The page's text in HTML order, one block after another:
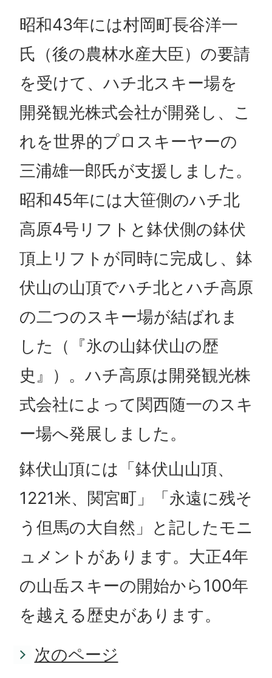
昭和43年には村岡町長谷洋一
氏（後の農林水産大臣）の要請
を受けて、ハチ北スキー場を
開発観光株式会社が開発し、こ
れを世界的プロスキーヤーの
三浦雄一郎氏が支援しました。
昭和45年には大笹側のハチ北
高原4号リフトと鉢伏側の鉢伏
頂上リフトが同時に完成し、鉢
伏山の山頂でハチ北とハチ高原
の二つのスキー場が結ばれま
した（『氷の山鉢伏山の歴
史』）。ハチ高原は開発観光株
式会社によって関西随一のスキ
ー場へ発展しました。
鉢伏山頂には「鉢伏山山頂、
1221米、関宮町」「永遠に残そ
う但馬の大自然」と記したモニ
ュメントがあります。大正4年
の山岳スキーの開始から100年
を越える歴史があります。
次のページ